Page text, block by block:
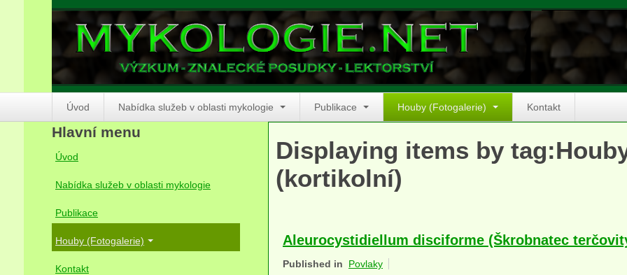
Úvod Nabídka služeb v oblasti mykologie Publikace Houby (Fotogalerie) Kontakt
Displaying items by
(kortikolní)
Aleurocystidiellum disciforme (Škrobnatec
Published in Povlaky
Hlavní menu
Úvod
Nabídka služeb v oblasti mykologie
Publikace
Houby (Fotogalerie)
Kontakt